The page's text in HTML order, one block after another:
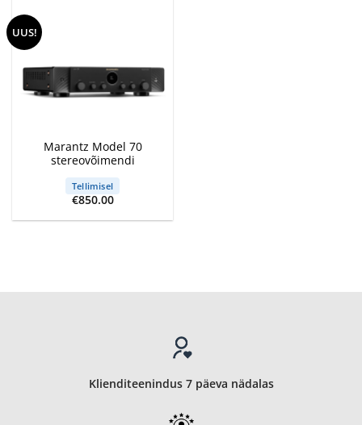
UUS!
Marantz Model 70
stereovõimendi
Tellimisel
€850.00
Klienditeenindus 7 päeva nädalas